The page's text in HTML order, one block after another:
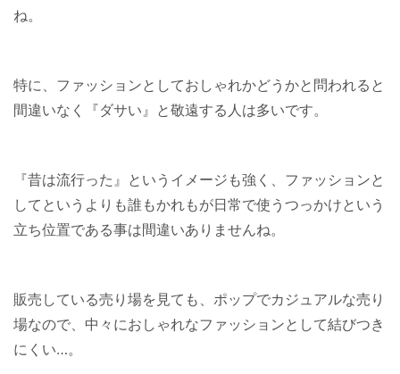
ね。
特に、ファッションとしておしゃれかどうかと問われると
間違いなく『ダサい』と敬遠する人は多いです。
『昔は流行った』というイメージも強く、ファッションと
してというよりも誰もかれもが日常で使うつっかけという
立ち位置である事は間違いありませんね。
販売している売り場を見ても、ポップでカジュアルな売り
場なので、中々におしゃれなファッションとして結びつき
にくい…。